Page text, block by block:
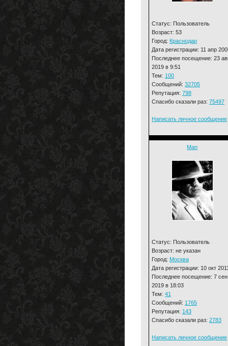
Статус: Пользователь
Возраст: 53
Город: Краснодар
Дата регистрации: 11 апр
Последнее посещение: 23
2019 в 9:51
Тем: 100
Сообщений: 32705
Репутация: 798
Спасибо сказали раз: 75497
Написать личное сообщение
Man
Статус: Пользователь
Возраст: не указан
Город: Москва
Дата регистрации: 10 окт
Последнее посещение: 7 сен
2019 в 18:03
Тем: 41
Сообщений: 1765
Репутация: 143
Спасибо сказали раз: 2783
Написать личное сообщение